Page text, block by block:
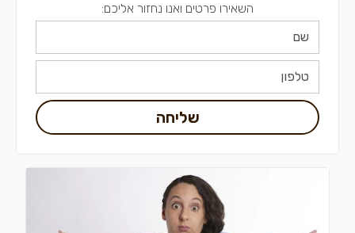
השאירו פרטים ואנו נחזור אליכם:
שליחה